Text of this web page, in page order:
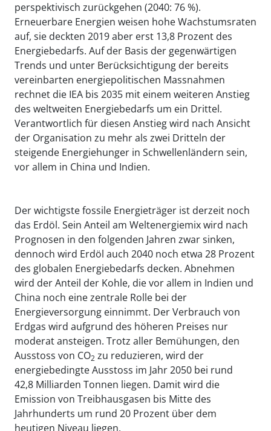
perspektivisch zurückgehen (2040: 76 %).
Erneuerbare Energien weisen hohe Wachstumsraten
auf, sie deckten 2019 aber erst 13,8 Prozent des
Energiebedarfs. Auf der Basis der gegenwärtigen
Trends und unter Berücksichtigung der bereits
vereinbarten energiepolitischen Massnahmen
rechnet die IEA bis 2035 mit einem weiteren Anstieg
des weltweiten Energiebedarfs um ein Drittel.
Verantwortlich für diesen Anstieg wird nach Ansicht
der Organisation zu mehr als zwei Dritteln der
steigende Energiehunger in Schwellenländern sein,
vor allem in China und Indien.
Der wichtigste fossile Energieträger ist derzeit noch
das Erdöl. Sein Anteil am Weltenergiemix wird nach
Prognosen in den folgenden Jahren zwar sinken,
dennoch wird Erdöl auch 2040 noch etwa 28 Prozent
des globalen Energiebedarfs decken. Abnehmen
wird der Anteil der Kohle, die vor allem in Indien und
China noch eine zentrale Rolle bei der
Energieversorgung einnimmt. Der Verbrauch von
Erdgas wird aufgrund des höheren Preises nur
moderat ansteigen. Trotz aller Bemühungen, den
Ausstoss von CO2 zu reduzieren, wird der
energiebedingte Ausstoss im Jahr 2050 bei rund
42,8 Milliarden Tonnen liegen. Damit wird die
Emission von Treibhausgasen bis Mitte des
Jahrhunderts um rund 20 Prozent über dem
heutigen Niveau liegen.